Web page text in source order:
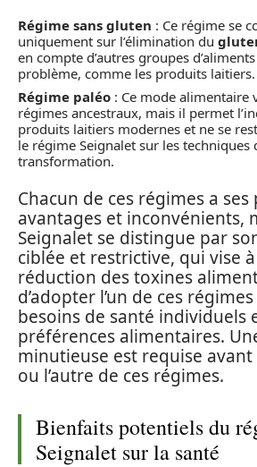
Régime sans gluten : Ce régime se
uniquement sur l’élimination du
en compte d’autres groupes
problème, comme les produits laitiers.
Régime paléo : Ce mode alimentaire
régimes ancestraux, mais il permet
produits laitiers modernes et ne se
le régime Seignalet sur les techniques
transformation.
Chacun de ces régimes a
avantages et inconvénients,
Seignalet se distingue par
ciblée et restrictive, qui vise
réduction des toxines
d’adopter l’un de ces
besoins de santé individuels
préférences alimentaires.
minutieuse est requise avant
ou l’autre de ces régimes.
Bienfaits potentiels du
Seignalet sur la santé